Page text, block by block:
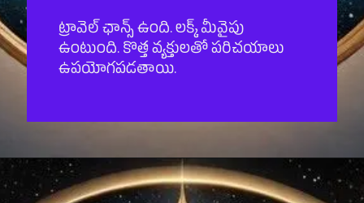
ట్రావెల్ ఛాన్స్ ఉంది. లక్క్ మీవైపు
ఉంటుంది. కొత్త వ్యక్తులతో పరిచయాలు
ఉపయోగపడతాయి.